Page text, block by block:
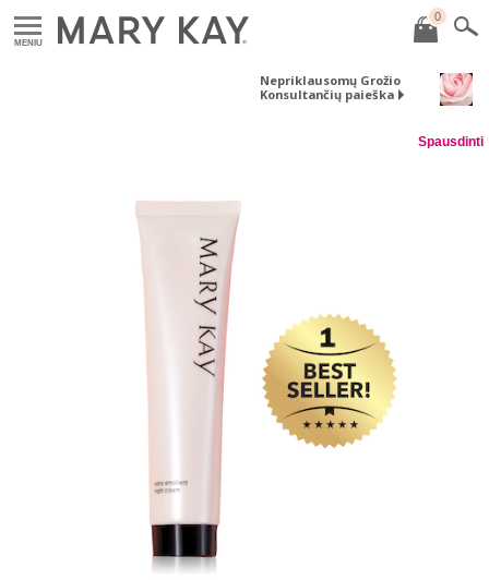
MENIU
0
Nepriklausomų Grožio
Konsultančių paieška
Spausdinti